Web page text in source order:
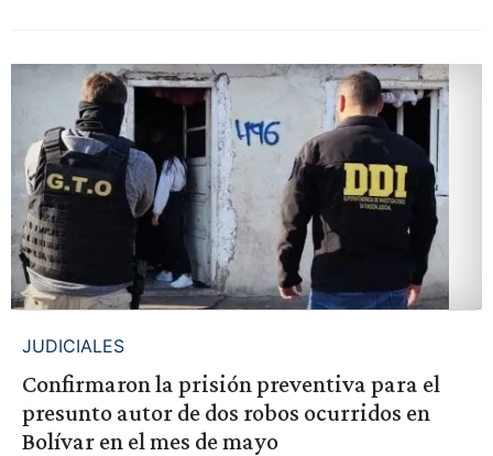
JUDICIALES
Confirmaron la prisión preventiva para el
presunto autor de dos robos ocurridos en
Bolívar en el mes de mayo